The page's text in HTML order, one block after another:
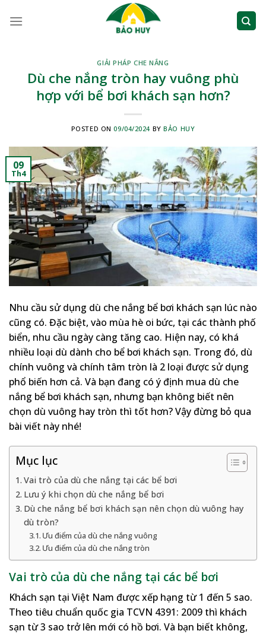
GIẢI PHÁP CHE NẮNG
Dù che nắng tròn hay vuông phù
hợp với bể bơi khách sạn hơn?
POSTED ON09/04/2024 BYBẢO HUY
09
Th4
Nhu cầu sử dụng dù che nắng bể bơi khách sạn lúc nào
cũng có. Đặc biệt, vào mùa hè oi bức, tại các thành phố
biển, nhu cầu ngày càng tăng cao. Hiện nay, có khá
nhiều loại dù dành cho bể bơi khách sạn. Trong đó, dù
chính vuông và chính tâm tròn là 2 loại được sử dụng
phổ biến hơn cả. Và bạn đang có ý định mua dù che
nắng bể bơi khách sạn, nhưng bạn không biết nên
chọn dù vuông hay tròn thì tốt hơn? Vậy đừng bỏ qua
bài viết này nhé!
Mục lục
Vai trò của dù che nắng tại các bể bơi
Lưu ý khi chọn dù che nắng bể bơi
Dù che nắng bể bơi khách sạn nên chọn dù vuông hay
dù tròn?
Ưu điểm của dù che nắng vuông
Ưu điểm của dù che nắng tròn
Vai trò của dù che nắng tại các bể bơi
Khách sạn tại Việt Nam được xếp hạng từ 1 đến 5 sao.
Theo tiêu chuẩn quốc gia TCVN 4391: 2009 thì khách
sạn từ 3 sao trở lên mới có hồ bơi. Và bạn biết không,